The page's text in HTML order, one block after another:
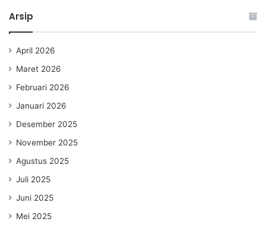
Arsip
April 2026
Maret 2026
Februari 2026
Januari 2026
Desember 2025
November 2025
Agustus 2025
Juli 2025
Juni 2025
Mei 2025